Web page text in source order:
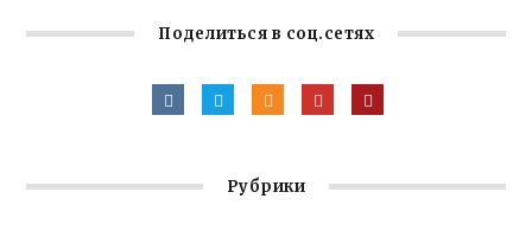
Поделиться в соц.сетях
Рубрики